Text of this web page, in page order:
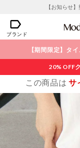
【お知らせ
ブランド
【期間限定】タ
20% OFF
この商品はサ